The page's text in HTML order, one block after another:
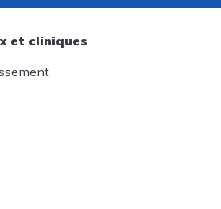
et cliniques